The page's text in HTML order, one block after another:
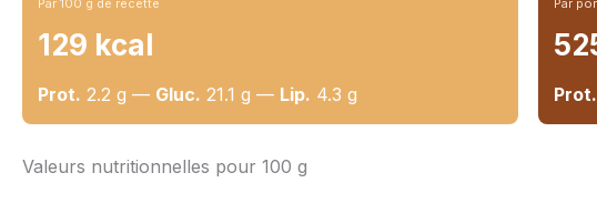
Par 100 g de recette
129 kcal
Prot. 2.2 g — Gluc. 21.1 g — Lip. 4.3 g
Par
Prot.
Valeurs nutritionnelles pour 100 g